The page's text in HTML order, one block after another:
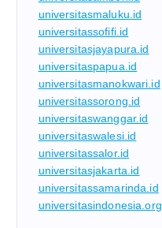
universitasmaluku.id
universitassofifi.id
universitasjayapura.id
universitaspapua.id
universitasmanokwari.id
universitassorong.id
universitaswanggar.id
universitaswalesi.id
universitassalor.id
universitasjakarta.id
universitassamarinda.id
universitasindonesia.org